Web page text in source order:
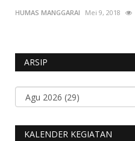
HUMAS MANGGARAI Mei 9, 2018
ARSIP
KALENDER KEGIATAN